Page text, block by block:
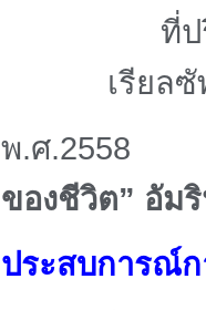
ที่
เรียล
พ.ศ.2558
ของชีวิต” อัม
ประสบการณ์ก